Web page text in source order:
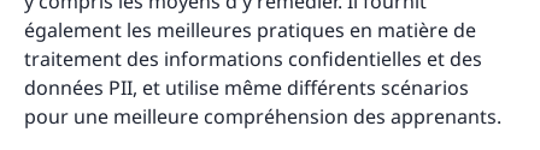
également les meilleures pratiques en matière de
traitement des informations confidentielles et des
données PII, et utilise même différents scénarios
pour une meilleure compréhension des apprenants.